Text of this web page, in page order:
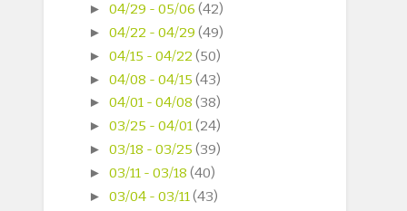
► 04/29 - 05/06 (42)
► 04/22 - 04/29 (49)
► 04/15 - 04/22 (50)
► 04/08 - 04/15 (43)
► 04/01 - 04/08 (38)
► 03/25 - 04/01(24)
► 03/18 - 03/25 (39)
► 03/11 - 03/18 (40)
► 03/04 - 03/11(43)